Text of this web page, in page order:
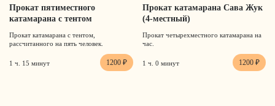
Прокат пятиместного
катамарана с тентом
Прокат катамарана с тентом,
рассчитанного на пять человек.
1 ч. 15 минут 1200 ₽
Прокат катамарана Сава Жук
(4-местный)
Прокат четырехместного катамарана на
час.
1 ч. 0 минут 1200 ₽